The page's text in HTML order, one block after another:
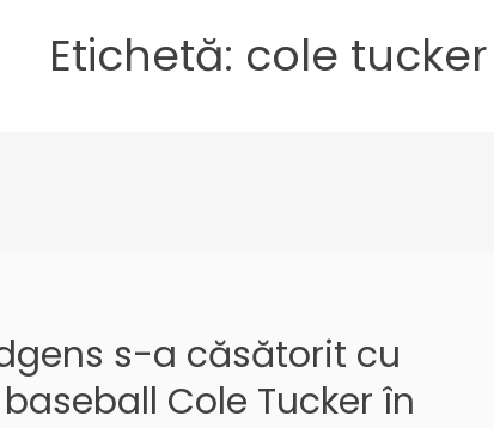
Etichetă: cole tucker
s-a căsătorit cu
Cole Tucker în